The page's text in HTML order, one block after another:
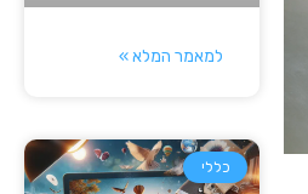
למאמר המלא »
כללי